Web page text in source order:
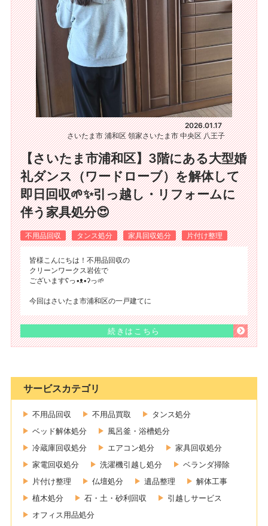
2026.01.17
さいたま市 浦和区 領家さいたま市 中央区 八王子
【さいたま市浦和区】3階にある大型婚
礼ダンス（ワードローブ）を解体して
即日回収🌱✨引っ越し・リフォームに
伴う家具処分😍
不用品回収 タンス処分 家具回収処分 片付け整理
皆様こんにちは！不用品回収の
クリーンワークス岩佐で
ございますʕ⁠っ⁠•⁠ᴥ⁠•⁠ʔ⁠っ🌱
今回はさいたま市浦和区の一戸建てに
続きはこちら
サービスカテゴリ
不用品回収 不用品買取
タンス処分
ベッド解体処分
風呂釜・浴槽処分
冷蔵庫回収処分
エアコン処分
家具回収処分
家電回収処分
洗濯機引越し処分
ベランダ掃除
片付け整理
仏壇処分 遺品整理
解体工事
植木処分
石・土・砂利回収
引越しサービス
オフィス用品処分